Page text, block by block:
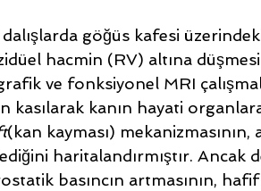
göğüs kafesi
hacmin (RV) altına
ve fonksiyonel MRI
kasılarak kanın hayati
(kan kayması) mekanizmasının,
haritalandırmıştır. Ancak
basıncın artmasının,